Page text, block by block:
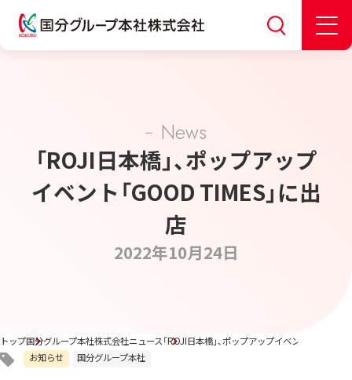
News
「ROJI日本橋」、ポップアップ
イベント「GOOD TIMES」に出
店
2022年10月24日
トップ国分グループ本社株式会社ニュース「ROJI日本橋」、ポップアップイベント「GOOD
お知らせ
国分グループ本社